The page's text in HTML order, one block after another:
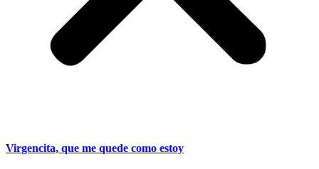
Virgencita, que me quede como estoy